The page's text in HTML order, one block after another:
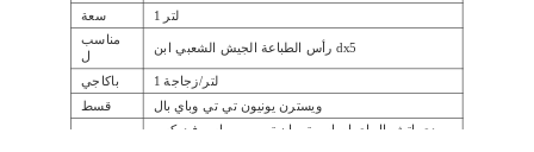
سعة
1 لتر
مناسب
ل
رأس الطباعة الجيش الشعبي ابن dx5
باكاجي
1 لتر/زجاجة
قسط
ويسترن يونيون تي تي وباي بال
دي إتش إل إي إم إس تي ان تي يو بي إس فيديكس